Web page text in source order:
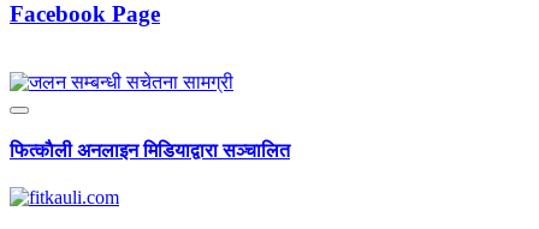
Facebook Page
फित्काैली अनलाइन मिडियाद्वारा सञ्चालित